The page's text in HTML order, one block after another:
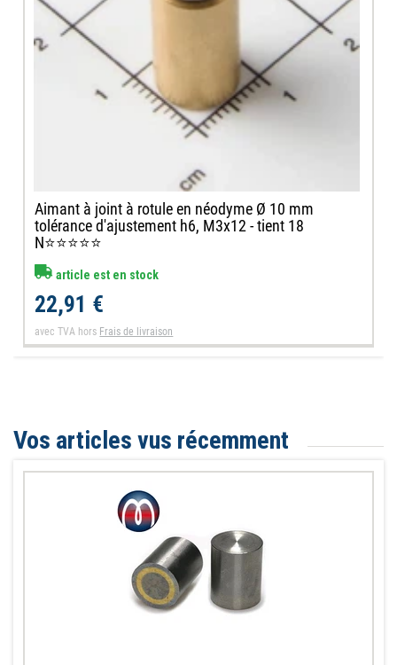
Aimant à joint à rotule en néodyme Ø 10 mm
tolérance d'ajustement h6, M3x12 - tient 18
N⭐⭐⭐⭐⭐
article est en stock
22,91 €
avec TVA hors Frais de livraison
Vos articles vus récemment